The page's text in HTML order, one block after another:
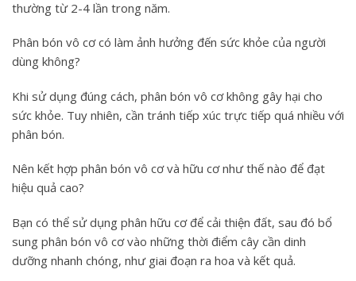
thường từ 2-4 lần trong năm.
Phân bón vô cơ có làm ảnh hưởng đến sức khỏe của người
dùng không?
Khi sử dụng đúng cách, phân bón vô cơ không gây hại cho
sức khỏe. Tuy nhiên, cần tránh tiếp xúc trực tiếp quá nhiều với
phân bón.
Nên kết hợp phân bón vô cơ và hữu cơ như thế nào để đạt
hiệu quả cao?
Bạn có thể sử dụng phân hữu cơ để cải thiện đất, sau đó bổ
sung phân bón vô cơ vào những thời điểm cây cần dinh
dưỡng nhanh chóng, như giai đoạn ra hoa và kết quả.